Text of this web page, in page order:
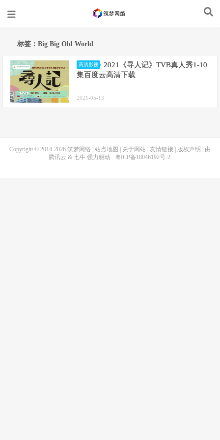
标签：Big Big Old World
高清影视
2021《寻人记》TVB真人秀1-10
集百度云高清下载
2021-05-13
Copyright © 2014-2026 筑梦网络 站点地图 关于网站 友情链接 版权声明
| 由
腾讯云 & 七牛强力驱动 粤ICP备18046192号-2